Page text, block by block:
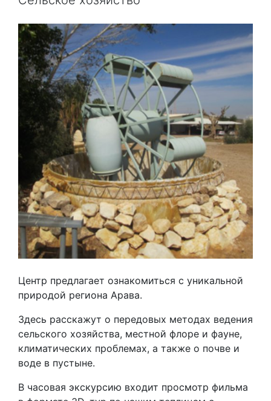
Центр предлагает ознакомиться с уникальной
природой региона Арава.
Здесь расскажут о передовых методах ведения
сельского хозяйства, местной флоре и фауне,
климатических проблемах, а также о почве и
воде в пустыне.
В часовая экскурсию входит просмотр фильма